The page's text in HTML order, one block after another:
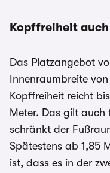
Kopffreiheit
Das Platzangebot
Innenraumbreite
Kopffreiheit reicht
Meter. Das gilt
schränkt der
Spätestens ab 1,85
ist, dass es in der